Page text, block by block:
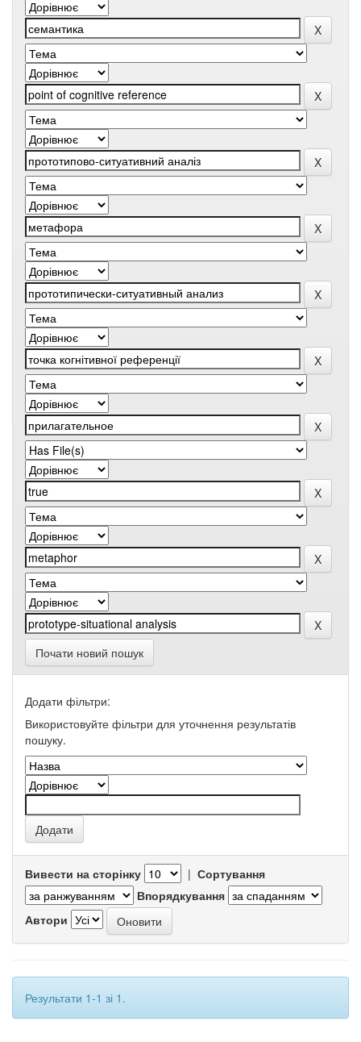
Почати новий пошук
Додати фільтри:
Використовуйте фільтри для уточнення результатів
пошуку.
Вивести на сторінку | Сортування
Впорядкування
Автори
Результати 1-1 зі 1.